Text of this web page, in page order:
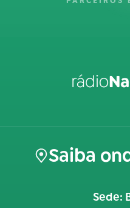
Saiba
Sede: